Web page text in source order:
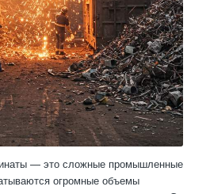
— это сложные промышленные
огромные объемы